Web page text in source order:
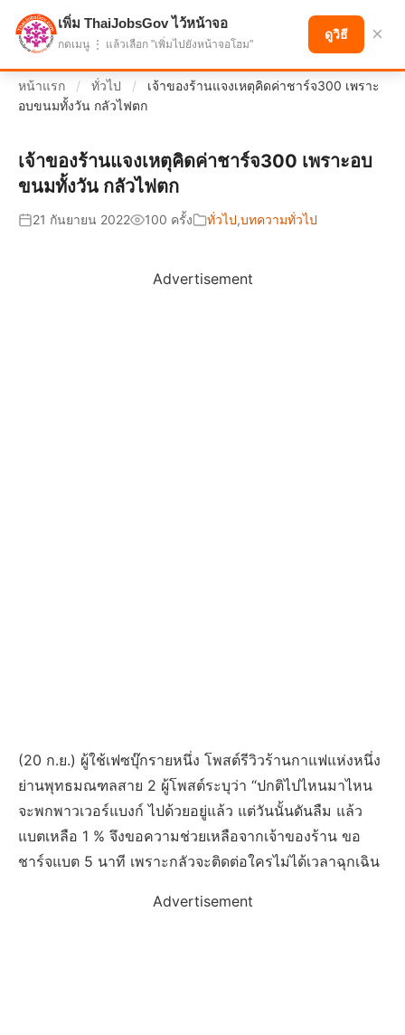
แบ่งปันโอกาส เพื่ออนาคตที่ก้าวหน้า
หน้าแรก / ทั่วไป /
เจ้าของร้านแจงเหตุคิดค่าชาร์จ300 เพราะ
อบขนมทั้งวัน กลัวไฟตก
เจ้าของร้านแจงเหตุคิดค่าชาร์จ300 เพราะอบ
ขนมทั้งวัน กลัวไฟตก
21 กันยายน 2022 100 ครั้ง ทั่วไป,บทความทั่วไป
Advertisement
(20 ก.ย.) ผู้ใช้เฟซบุ๊กรายหนึ่ง โพสต์รีวิวร้านกาแฟแห่งหนึ่ง
ย่านพุทธมณฑลสาย 2 ผู้โพสต์ระบุว่า “ปกติไปไหนมาไหน
จะพกพาวเวอร์แบงก์ ไปด้วยอยู่แล้ว แต่วันนั้นดันลืม แล้ว
แบตเหลือ 1 % จึงขอความช่วยเหลือจากเจ้าของร้าน ขอ
ชาร์จแบต 5 นาที เพราะกลัวจะติดต่อใครไม่ได้เวลาฉุกเฉิน
Advertisement
เพิ่ม ThaiJobsGov ไว้หน้าจอ
กดเมนู ⋮ แล้วเลือก "เพิ่มไปยังหน้าจอโฮม"
ดูวิธี ×